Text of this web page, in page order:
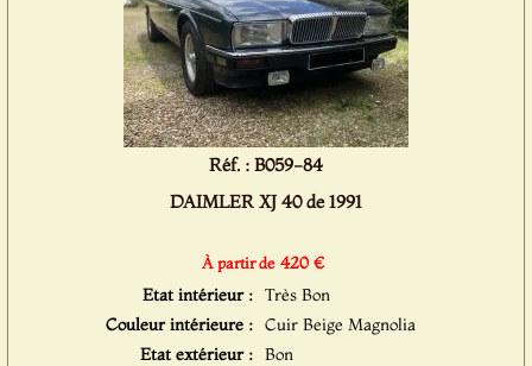
Réf. : B059-84
DAIMLER XJ 40 de 1991
À partir de 420 €
Etat intérieur : Très Bon
Couleur intérieure : Cuir Beige Magnolia
Etat extérieur : Bon